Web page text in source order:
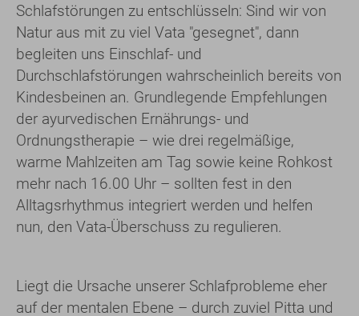
Schlafstörungen zu entschlüsseln: Sind wir von
Natur aus mit zu viel Vata "gesegnet", dann
begleiten uns Einschlaf- und
Durchschlafstörungen wahrscheinlich bereits von
Kindesbeinen an. Grundlegende Empfehlungen
der ayurvedischen Ernährungs- und
Ordnungstherapie – wie drei regelmäßige,
warme Mahlzeiten am Tag sowie keine Rohkost
mehr nach 16.00 Uhr – sollten fest in den
Alltagsrhythmus integriert werden und helfen
nun, den Vata-Überschuss zu regulieren.
Liegt die Ursache unserer Schlafprobleme eher
auf der mentalen Ebene – durch zuviel Pitta und